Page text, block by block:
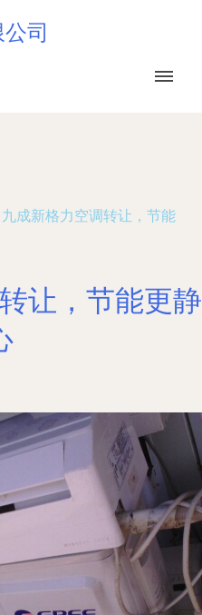
司
九成新格力空调转让，节能
让，节能更静